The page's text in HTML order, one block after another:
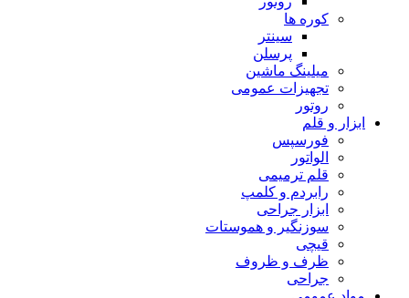
کوره ها
سینتر
پرسلن
میلینگ ماشین
تجهیزات عمومی
روتور
ابزار و قلم
فورسپس
الواتور
قلم ترمیمی
رابردم و کلمپ
ابزار جراحی
سوزنگیر و هموستات
قیچی
ظرف و ظروف
جراحی